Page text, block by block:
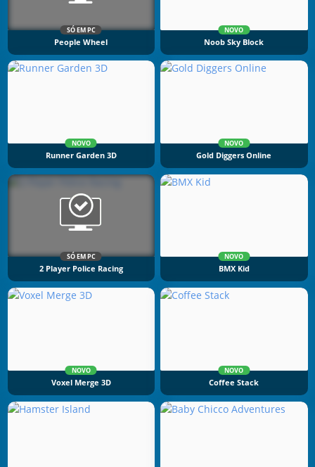
SÓ EM PC
People Wheel
NOVO
Noob Sky Block
NOVO
Runner Garden 3D
NOVO
Gold Diggers Online
SÓ EM PC
2 Player Police Racing
NOVO
BMX Kid
NOVO
Voxel Merge 3D
NOVO
Coffee Stack